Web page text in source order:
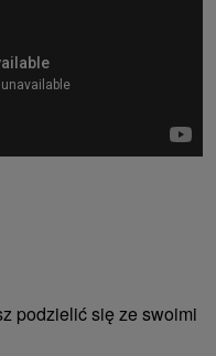
podzielić się ze swoimi